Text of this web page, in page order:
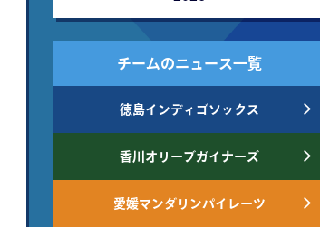
チームのニュース一覧
徳島インディゴソックス
香川オリーブガイナーズ
愛媛マンダリンパイレーツ